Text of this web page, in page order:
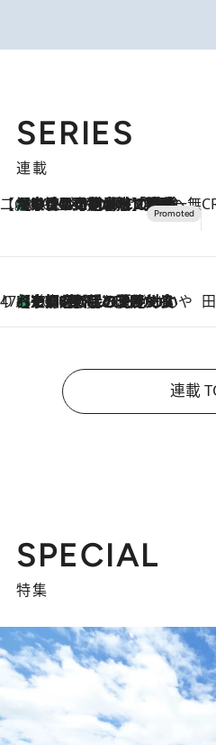
SERIES
連載
【CREA×星野リゾート】唯一無二。癒しと発見が待つ場所へ
2026.8.7
【トンボの足水浴】ヒノキの香りに包まれて涼感マックス！約13℃の湧水かけ流しを避暑地「星野温泉 トンボの湯」で体験
47都道府県の手みやげ ひんやりスイーツで夏を満喫
2026.8.7
【京都府】この夏絶対食べたい 冷やしておいしいおやつ3選 ひと口目から心を掴む新緑のテリーヌ
連載
SPECIAL
特集